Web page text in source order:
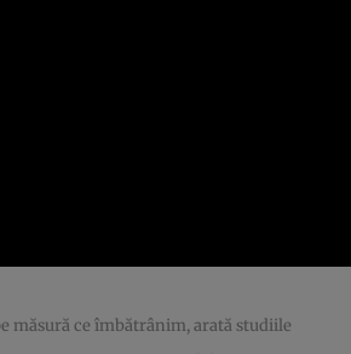
măsură ce îmbătrânim, arată studiile